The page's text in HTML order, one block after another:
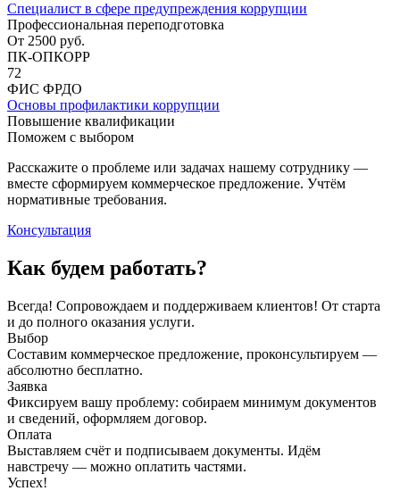
Специалист в сфере предупреждения коррупции
Профессиональная переподготовка
От 2500 руб.
ПК-ОПКОРР
72
ФИС ФРДО
Основы профилактики коррупции
Повышение квалификации
Поможем с выбором
Расскажите о проблеме или задачах нашему сотруднику —
вместе сформируем коммерческое предложение. Учтём
нормативные требования.
Консультация
Как будем работать?
Всегда! Сопровождаем и поддерживаем клиентов! От старта
и до полного оказания услуги.
Выбор
Составим коммерческое предложение, проконсультируем —
абсолютно бесплатно.
Заявка
Фиксируем вашу проблему: собираем минимум документов
и сведений, оформляем договор.
Оплата
Выставляем счёт и подписываем документы. Идём
навстречу — можно оплатить частями.
Успех!